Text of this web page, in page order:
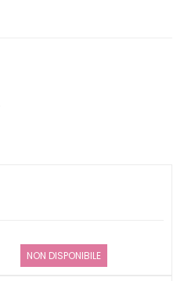
NON DISPONIBILE